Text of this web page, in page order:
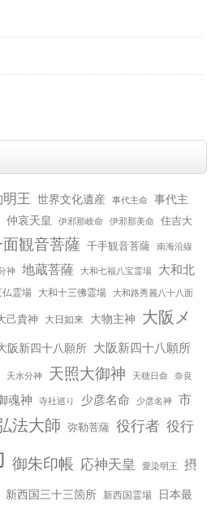
王 世界文化遺産 事代主命
事代主
仲哀天皇 伊邪那岐命 伊邪那美命 住吉大
観音菩薩 千手観音菩薩 南海沿線
神 地蔵菩薩 大和七福八宝霊場
大和北
仏霊場 大和十三佛霊場 大和路秀麗八十八面
己貴神 大日如来 大物主神
大阪メ
阪新四十八願所 大阪新四十八願所
天水分神 天照大御神 天穂日命 奈良
魂神 寺社巡り 少彦名命 少彦名神 市
法大師 弥勒菩薩 役行者 役行
御朱印帳 応神天皇 愛染明王
摂
新西国三十三箇所 新西国霊場 日本最